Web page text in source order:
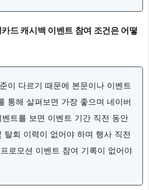
드 캐시백 이벤트 참여 조건은 어떻
이 다르기 때문에 본문이나 이벤트
통해 살펴보면 가장 좋으며 네이버
트를 보면 이벤트 기간 직전 동안
탈회 이력이 없어야 하며 행사 직전
로모션 이벤트 참여 기록이 없어야